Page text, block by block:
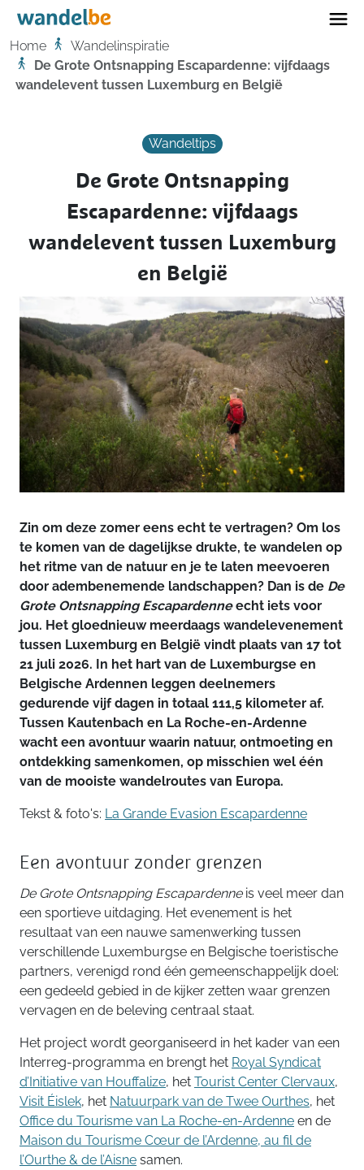
Home
Home
Wandelinspiratie
De Grote Ontsnapping Escapardenne: vijfdaags
wandelevent tussen Luxemburg en België
Wandeltips
De Grote Ontsnapping
Escapardenne: vijfdaags
wandelevent tussen Luxemburg
en België
Zin om deze zomer eens echt te vertragen? Om los
te komen van de dagelijkse drukte, te wandelen op
het ritme van de natuur en je te laten meevoeren
door adembenemende landschappen? Dan is de De
Grote Ontsnapping Escapardenne echt iets voor
jou. Het gloednieuw meerdaags wandelevenement
tussen Luxemburg en België vindt plaats van 17 tot
21 juli 2026. In het hart van de Luxemburgse en
Belgische Ardennen leggen deelnemers
gedurende vijf dagen in totaal 111,5 kilometer af.
Tussen Kautenbach en La Roche-en-Ardenne
wacht een avontuur waarin natuur, ontmoeting en
ontdekking samenkomen, op misschien wel één
van de mooiste wandelroutes van Europa.
Tekst & foto's: La Grande Evasion Escapardenne
Een avontuur zonder grenzen
De Grote Ontsnapping Escapardenneis veel meer dan
een sportieve uitdaging. Het evenement is het
resultaat van een nauwe samenwerking tussen
verschillende Luxemburgse en Belgische toeristische
partners, verenigd rond één gemeenschappelijk doel:
een gedeeld gebied in de kijker zetten waar grenzen
vervagen en de beleving centraal staat.
Het project wordt georganiseerd in het kader van een
Interreg-programma en brengt het Royal Syndicat
d’Initiative van Houffalize, het Tourist Center Clervaux,
Visit Éislek, het Natuurpark van de Twee Ourthes, het
Office du Tourisme van La Roche-en-Ardenne en de
Maison du Tourisme Cœur de l’Ardenne, au fil de
l’Ourthe & de l’Aisne samen.